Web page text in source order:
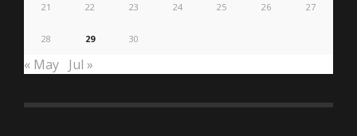
21 22 23 24 25 26 27
28 29 30
« May Jul »